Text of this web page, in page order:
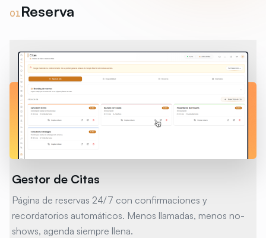
01Reserva
Gestor de Citas
Página de reservas 24/7 con confirmaciones y
recordatorios automáticos. Menos llamadas, menos no-
shows, agenda siempre llena.